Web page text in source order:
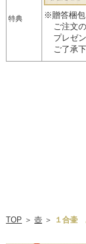
特典
※贈答梱包
ご注文の
プレゼン
ご了承下
TOP ＞ 壺 ＞ １合壷